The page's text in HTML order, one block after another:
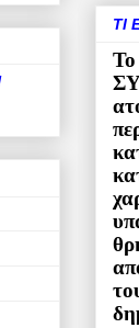
ΤΙ
Το